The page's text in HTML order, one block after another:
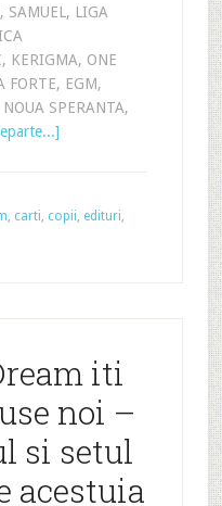
SAMUEL, LIGA
KERIGMA, ONE
FORTE, EGM,
SPERANTA,
, carti, copii, edituri,
iti
noi –
si setul
acestuia